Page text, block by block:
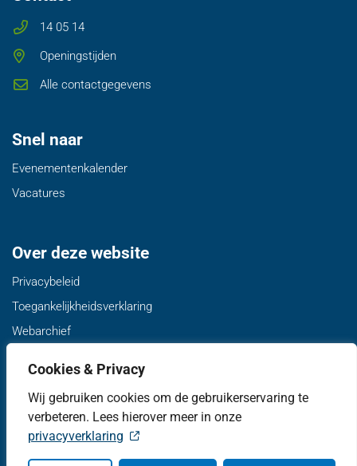
Cookies & Privacy
Wij gebruiken cookies om de gebruikerservaring te
verbeteren. Lees hierover meer in onze
privacyverklaring
14 05 14
Openingstijden
Alle contactgegevens
Snel naar
Evenementenkalender
Vacatures
Over deze website
Privacybeleid
Toegankelijkheidsverklaring
Webarchief
Twitter van gemeente de Fryske Marren, opent in nieuw
Facebook van gemeente de Fryske Marren,
LinkedIn van gemeente de Fryske
YouTube kanaal van gemeente
Instagram van gemeente